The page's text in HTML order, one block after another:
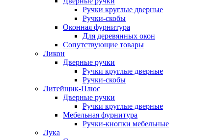
Ручки круглые дверные
Ручки-скобы
Оконная фурнитура
Для деревянных окон
Сопутствующие товары
Ликон
Дверные ручки
Ручки круглые дверные
Ручки-скобы
Литейщик-Плюс
Дверные ручки
Ручки круглые дверные
Мебельная фурнитура
Ручки-кнопки мебельные
Лука